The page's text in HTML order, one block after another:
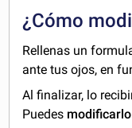
¿Cómo
Rellenas un
ante tus ojos, en
Al finalizar, lo
Puedes modificarlo